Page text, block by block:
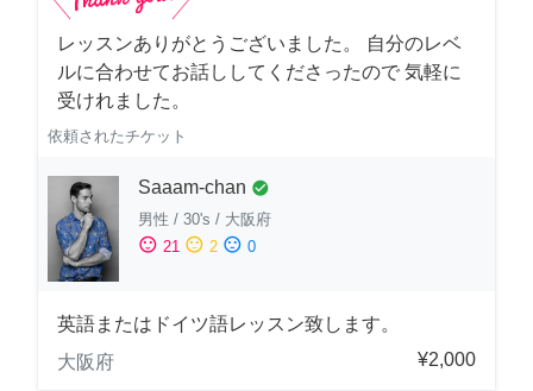
レッスンありがとうございました。 自分のレベ
ルに合わせてお話ししてくださったので 気軽に
受けれました。
依頼されたチケット
Saaam-chan check_circle
男性 / 30's / 大阪府
sentiment_satisfied 21 sentiment_neutral 2 sentiment_dissatisfied 0
英語またはドイツ語レッスン致します。
大阪府
¥2,000